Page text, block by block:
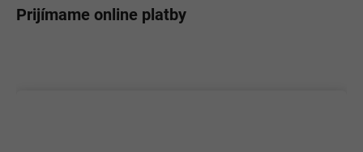
Prijímame online platby